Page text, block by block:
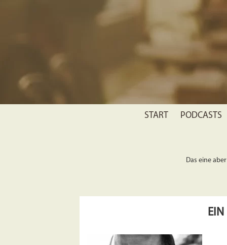
START PODCASTS
Das eine
EIN